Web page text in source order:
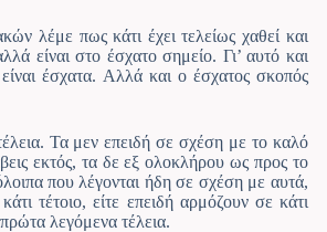
λέμε πως κάτι έχει τελείως χαθεί και
είναι στο έσχατο σημείο. Γι’ αυτό και
έσχατα. Αλλά και ο έσχατος σκοπός
Τα μεν επειδή σε σχέση με το καλό
εκτός, τα δε εξ ολοκλήρου ως προς το
που λέγονται ήδη σε σχέση με αυτά,
τέτοιο, είτε επειδή αρμόζουν σε κάτι
λεγόμενα τέλεια.